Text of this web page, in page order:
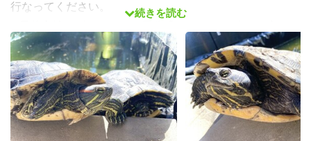
行なってください。
HPの「ボランティア」 ページに記載されています。
続きを読む